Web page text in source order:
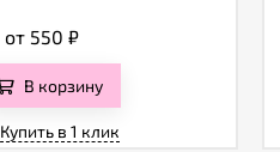
от 550 ₽
В корзину
Купить в 1 клик